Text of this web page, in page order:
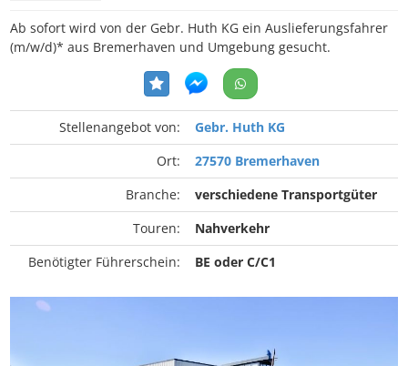
Ab sofort wird von der Gebr. Huth KG ein Auslieferungsfahrer
(m/w/d)* aus Bremerhaven und Umgebung gesucht.
Stellenangebot von:
Gebr. Huth KG
Ort:
27570 Bremerhaven
Branche:
verschiedene Transportgüter
Touren:
Nahverkehr
Benötigter Führerschein:
BE oder C/C1